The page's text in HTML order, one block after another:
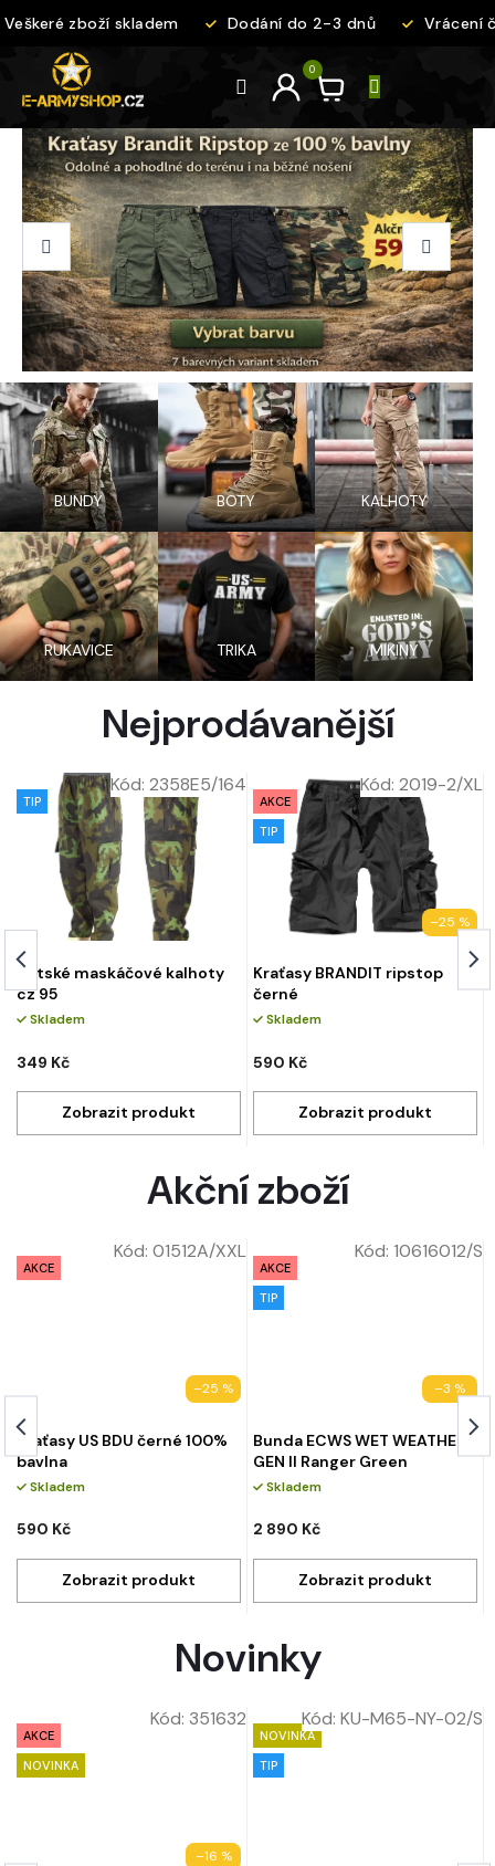
na
zboží skladem Dodání do 2-3 dnů Vrácení či
Předchozí
BUNDY BOTY KALHOTY
RUKAVICE TRIKA MIKINY
Nejprodávanější
TIP
Dětské maskáčové kalhoty
cz 95
Skladem
349 Kč
Kód: 2358E5/164
AKCE
TIP
–25 %
Kraťasy BRANDIT ripstop
černé
Skladem
590 Kč
Kód: 2019-2/XL
Akční zboží
AKCE
–25 %
Kraťasy US BDU černé 100%
bavlna
Skladem
590 Kč
Kód: 01512A/XXL
AKCE
TIP
–3 %
Bunda ECWS WET WEATHER
GEN II Ranger Green
Skladem
2 890 Kč
Kód: 10616012/S
Novinky
AKCE
NOVINKA
–16 %
Kód: 351632
NOVINKA
TIP
Kód: KU-M65-NY-02/S